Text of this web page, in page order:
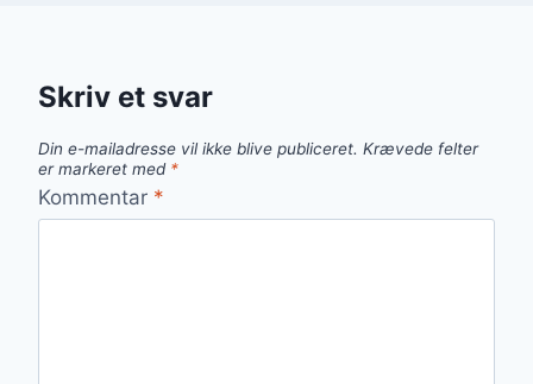
Skriv et svar
Din e-mailadresse vil ikke blive publiceret. Krævede felter
er markeret med *
Kommentar *